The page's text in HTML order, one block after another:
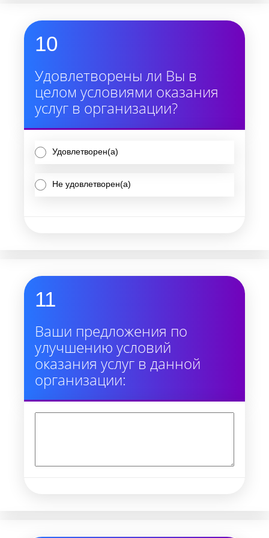
10
Удовлетворены ли Вы в
целом условиями оказания
услуг в организации?
Удовлетворен(а)
Не удовлетворен(а)
11
Ваши предложения по
улучшению условий
оказания услуг в данной
организации: